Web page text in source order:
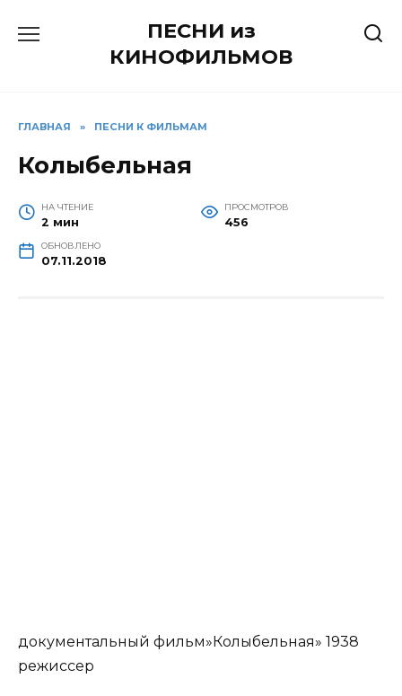
ПЕСНИ из
КИНОФИЛЬМОВ
ГЛАВНАЯ » ПЕСНИ К ФИЛЬМАМ
Колыбельная
НА ЧТЕНИЕ
2 мин
ПРОСМОТРОВ
456
ОБНОВЛЕНО
07.11.2018
документальный фильм»Колыбельная» 1938
режиссер